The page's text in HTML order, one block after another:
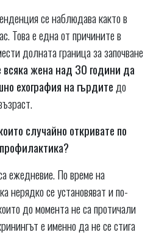
се наблюдава както в
Това е една от причините в
долната граница за започване
всяка жена над 30 години да
ехография на гърдите до
случайно откривате по
ежедневие. По време на
нерядко се установяват и по-
до момента не са протичали
е именно да не се стига